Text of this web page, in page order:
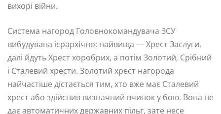
вихорі війни.
Система нагород Головнокомандувача ЗСУ
вибудувана ієрархічно: найвища — Хрест Заслуги,
далі йдуть Хрест хоробрих, а потім Золотий, Срібний
і Сталевий хрести. Золотий хрест нагорода
найчастіше дістається тим, хто вже має Сталевий
хрест або здійснив визначний вчинок у бою. Вона не
дає автоматичних державних пільг, зате несе